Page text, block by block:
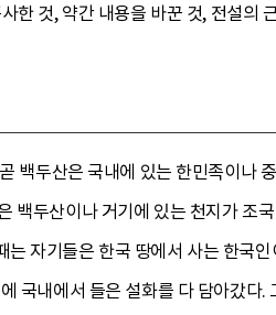
한 것, 약간 내용을 바꾼 것, 전설의
백두산은 국내에 있는 한민족이나
백두산이나 거기에 있는 천지가 조
자기들은 한국 땅에서 사는 한국
국내에서 들은 설화를 다 담아갔